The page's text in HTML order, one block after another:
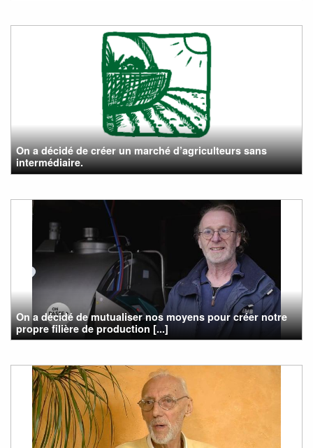
On a décidé de créer un marché d’agriculteurs sans
intermédiaire.
On a décidé de mutualiser nos moyens pour créer notre
propre filière de production [...]